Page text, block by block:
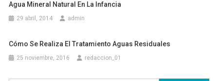
Agua Mineral Natural En La Infancia
29 abril, 2014 admin
Cómo Se Realiza El Tratamiento Aguas Residuales
25 noviembre, 2016 redaccion_01